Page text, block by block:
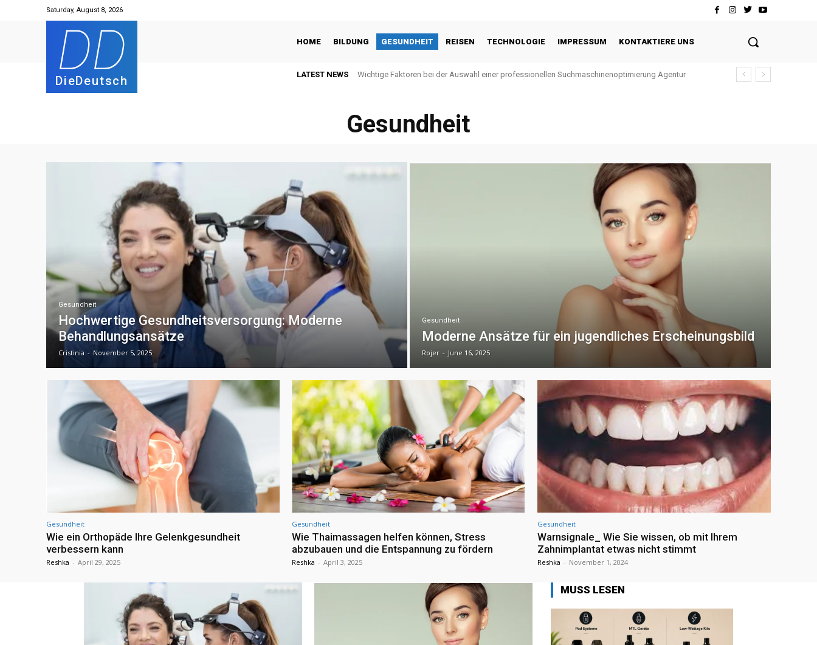
Saturday, August 8, 2026
DD
DieDeutsch
HOME BILDUNG GESUNDHEIT REISEN TECHNOLOGIE IMPRESSUM KONTAKTIERE UNS
LATEST NEWS Wichtige Faktoren bei der Auswahl einer professionellen Suchmaschinenoptimierung Agentur
Gesundheit
Gesundheit
Hochwertige Gesundheitsversorgung: Moderne
Behandlungsansätze
Cristinia - November 5, 2025
Gesundheit
Moderne Ansätze für ein jugendliches Erscheinungsbild
Rojer - June 16, 2025
Gesundheit
Wie ein Orthopäde Ihre Gelenkgesundheit
verbessern kann
Reshka - April 29, 2025
Gesundheit
Wie Thaimassagen helfen können, Stress
abzubauen und die Entspannung zu fördern
Reshka - April 3, 2025
Gesundheit
Warnsignale_ Wie Sie wissen, ob mit Ihrem
Zahnimplantat etwas nicht stimmt
Reshka - November 1, 2024
MUSS LESEN